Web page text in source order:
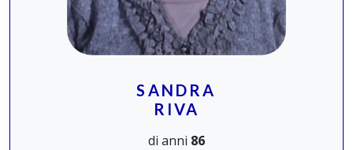
SANDRA
RIVA
di anni 86